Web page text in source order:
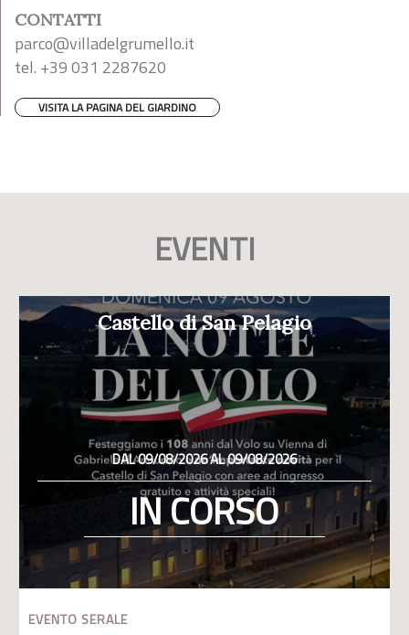
CONTATTI
parco@villadelgrumello.it
tel. +39 031 2287620
VISITA LA PAGINA DEL GIARDINO
EVENTI
Castello di San Pelagio
DAL 09/08/2026 AL 09/08/2026
IN CORSO
EVENTO SERALE